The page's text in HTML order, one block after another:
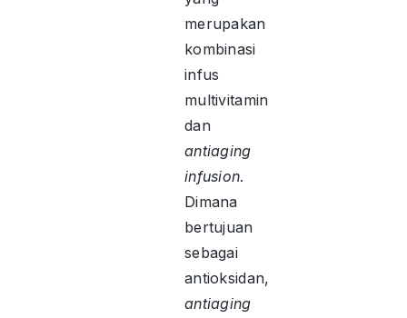
merupakan
kombinasi
infus
multivitamin
dan
antiaging
infusion.
Dimana
bertujuan
sebagai
antioksidan,
antiaging